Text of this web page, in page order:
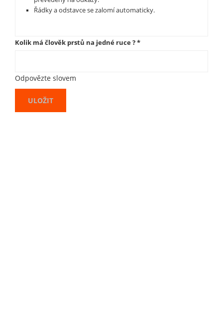
Řádky a odstavce se zalomí automaticky.
Kolik má člověk prstů na jedné ruce ?*
Odpovězte slovem